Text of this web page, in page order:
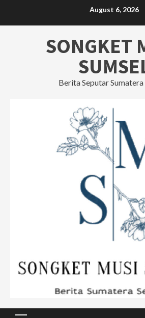
August 6, 2026
SONGKET
Berita Seputar